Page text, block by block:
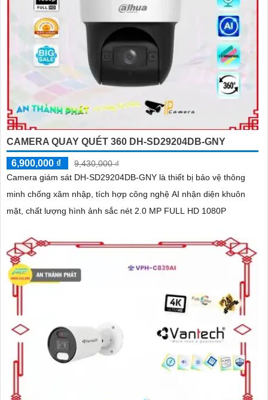
CAMERA QUAY QUÉT 360 DH-SD29204DB-GNY
6,900,000 ₫
9,430,000 ₫
Camera giám sát DH-SD29204DB-GNY là thiết bị bảo vệ thông
minh chống xâm nhập, tích hợp công nghệ AI nhận diện khuôn
mặt, chất lượng hình ảnh sắc nét 2.0 MP FULL HD 1080P